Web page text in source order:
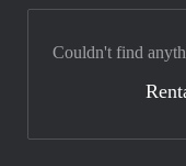
Couldn't find